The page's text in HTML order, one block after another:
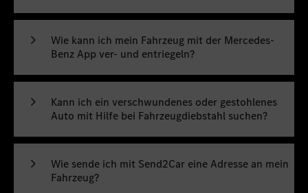
Wie kann ich mein Fahrzeug mit der Mercedes-
Benz App ver- und entriegeln?
Kann ich ein verschwundenes oder gestohlenes
Auto mit Hilfe bei Fahrzeugdiebstahl suchen?
Wie sende ich mit Send2Car eine Adresse an mein
Fahrzeug?